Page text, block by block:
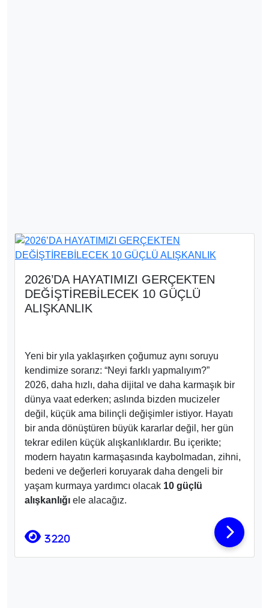
2026’DA HAYATIMIZI GERÇEKTEN
DEĞİŞTİREBİLECEK 10 GÜÇLÜ
ALIŞKANLIK
Yeni bir yıla yaklaşırken çoğumuz aynı soruyu
kendimize sorarız: “Neyi farklı yapmalıyım?”
2026, daha hızlı, daha dijital ve daha karmaşık bir
dünya vaat ederken; aslında bizden mucizeler
değil, küçük ama bilinçli değişimler istiyor. Hayatı
bir anda dönüştüren büyük kararlar değil, her gün
tekrar edilen küçük alışkanlıklardır. Bu içerikte;
modern hayatın karmaşasında kaybolmadan, zihni,
bedeni ve değerleri koruyarak daha dengeli bir
yaşam kurmaya yardımcı olacak 10 güçlü
alışkanlığı ele alacağız.
3220